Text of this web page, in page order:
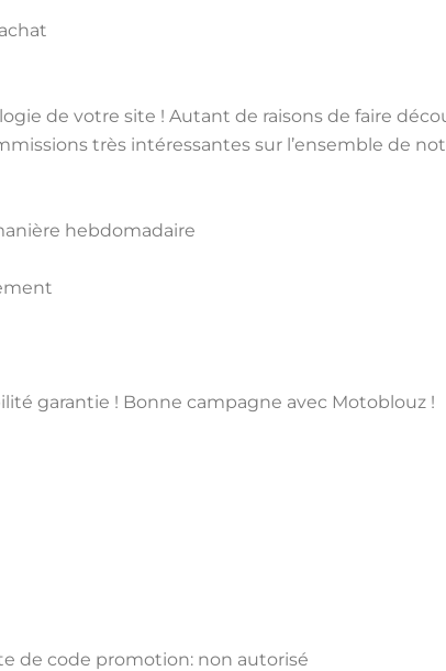
de votre site ! Autant de raisons de faire
très intéressantes sur l’ensemble de
hebdomadaire
garantie ! Bonne campagne avec Motoblouz !
de code promotion: non autorisé